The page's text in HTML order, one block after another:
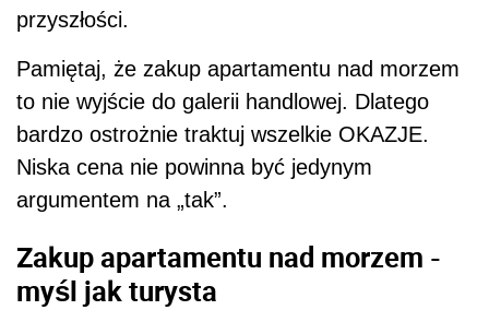
przyszłości.
Pamiętaj, że zakup apartamentu nad morzem
to nie wyjście do galerii handlowej. Dlatego
bardzo ostrożnie traktuj wszelkie OKAZJE.
Niska cena nie powinna być jedynym
argumentem na „tak”.
Zakup apartamentu nad morzem -
myśl jak turysta